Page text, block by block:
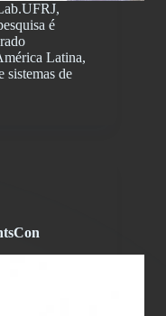
é
Latina,
sistemas de